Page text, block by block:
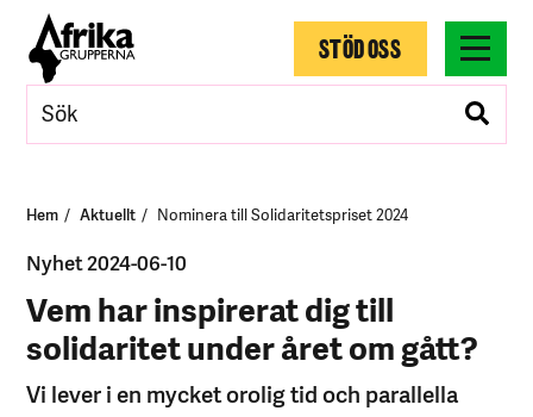
STÖD OSS
Hem Aktuellt Nominera till Solidaritetspriset 2024
Nyhet 2024-06-10
Vem har inspirerat dig till
solidaritet under året om gått?
Vi lever i en mycket orolig tid och parallella